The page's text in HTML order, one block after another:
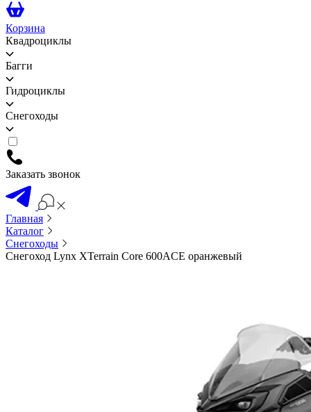
Корзина
Квадроциклы
Багги
Гидроциклы
Снегоходы
Заказать звонок
Главная
Каталог
Снегоходы
Снегоход Lynx XTerrain Core 600ACE оранжевый